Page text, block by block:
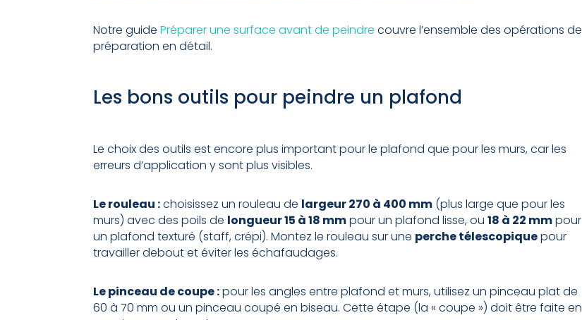
Notre guidePréparer une surface avant de peindre couvre l’ensemble des opérations de
préparation en détail.
Les bons outils pour peindre un plafond
Le choix des outils est encore plus important pour le plafond que pour les murs, car les
erreurs d’application y sont plus visibles.
Le rouleau :choisissez un rouleau de largeur 270 à 400 mm (plus large que pour les
murs) avec des poils de longueur 15 à 18 mmpour un plafond lisse, ou18 à 22 mmpour
un plafond texturé (staff, crépi). Montez le rouleau sur une perche télescopiquepour
travailler debout et éviter les échafaudages.
Le pinceau de coupe :pour les angles entre plafond et murs, utilisez un pinceau plat de
60 à 70 mm ou un pinceau coupé en biseau. Cette étape (la « coupe ») doit être faite en